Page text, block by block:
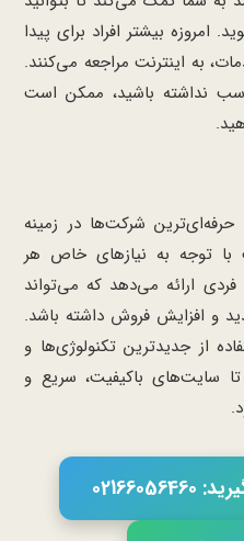
امروزه بیشتر افراد برای پیدا
به اینترنت مراجعه می‌کنند.
نداشته باشید، ممکن است
شرکت‌ها در زمینه
توجه به نیازهای خاص هر
ارائه می‌دهد که می‌تواند
و افزایش فروش داشته باشد.
از جدیدترین تکنولوژی‌ها و
سایت‌های باکیفیت، سریع و